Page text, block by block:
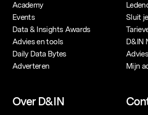
Academy
Events
Data & Insights Awards
Advies en tools
Daily Data Bytes
Adverteren
Sluit
D&IN
Mijn
Over D&IN